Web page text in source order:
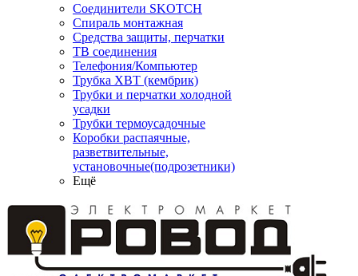
Соединители SKOTCH
Спираль монтажная
Средства защиты, перчатки
ТВ соединения
Телефония/Компьютер
Трубка ХВТ (кембрик)
Трубки и перчатки холодной
усадки
Трубки термоусадочные
Коробки распаячные,
разветвительные,
установочные(подрозетники)
Ещё